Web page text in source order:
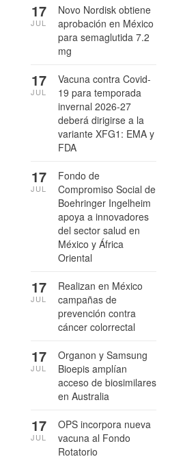
Novo Nordisk obtiene
aprobación en México
para semaglutida 7.2
mg
17
JUL
Vacuna contra Covid-
19 para temporada
invernal 2026-27
deberá dirigirse a la
variante XFG1: EMA y
FDA
17
JUL
Fondo de
Compromiso Social de
Boehringer Ingelheim
apoya a innovadores
del sector salud en
México y África
Oriental
17
JUL
Realizan en México
campañas de
prevención contra
cáncer colorrectal
17
JUL
Organon y Samsung
Bioepis amplían
acceso de biosimilares
en Australia
17
JUL
OPS incorpora nueva
vacuna al Fondo
Rotatorio
17
JUL